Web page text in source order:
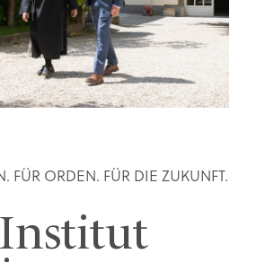
FÜR ORDEN. FÜR DIE ZUKUNFT.
Institut